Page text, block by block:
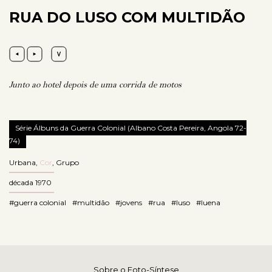
RUA DO LUSO COM MULTIDÃO
Junto ao hotel depois de uma corrida de motos
Série Álbuns da Guerra Colonial (Albano Costa Pereira, Angola 72-
74)
Urbana, Cor, Grupo
década 1970
#guerra colonial #multidão #jovens #rua #luso #luena
Sobre o Foto-Síntese